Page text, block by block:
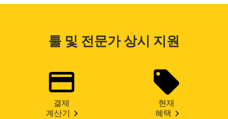
툴 및 전문가 상시 지원
결제
계산기
현재
혜택